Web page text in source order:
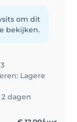
om dit
bekijken.
Lagere
dagen